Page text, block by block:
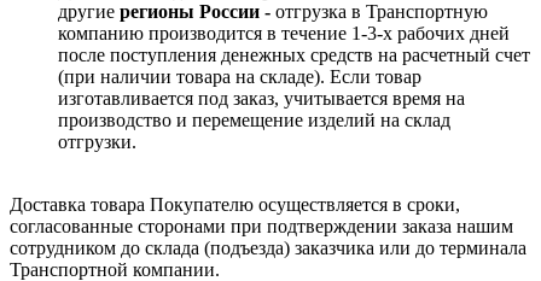
другие регионы России - отгрузка в Транспортную
компанию производится в течение 1-3-х рабочих дней
после поступления денежных средств на расчетный счет
(при наличии товара на складе). Если товар
изготавливается под заказ, учитывается время на
производство и перемещение изделий на склад
отгрузки.
Доставка товара Покупателю осуществляется в сроки,
согласованные сторонами при подтверждении заказа нашим
сотрудником до склада (подъезда) заказчика или до терминала
Транспортной компании.